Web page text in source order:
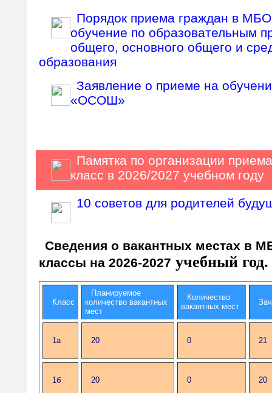
Порядок приема граждан в
обучение по образовательным
общего, основного общего и
образования
Заявление о приеме на
«ОСОШ»
Памятка по организации
класс в 2026/2027 учебном году
10 советов для родителей
Сведения о вакантных местах
классы на 2026-2027 учебный год.
Класс
Планируемое
количество вакантных
мест
Количество
вакантных мест
1а 20 0 21
1б 20 0 20